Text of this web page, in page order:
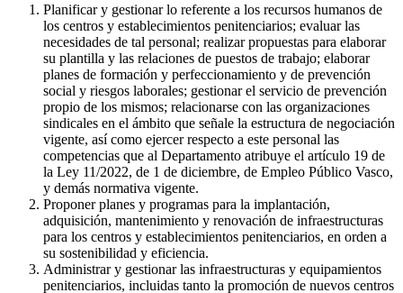
Planificar y gestionar lo referente a los recursos humanos de
los centros y establecimientos penitenciarios; evaluar las
necesidades de tal personal; realizar propuestas para elaborar
su plantilla y las relaciones de puestos de trabajo; elaborar
planes de formación y perfeccionamiento y de prevención
social y riesgos laborales; gestionar el servicio de prevención
propio de los mismos; relacionarse con las organizaciones
sindicales en el ámbito que señale la estructura de negociación
vigente, así como ejercer respecto a este personal las
competencias que al Departamento atribuye el artículo 19 de
la Ley 11/2022, de 1 de diciembre, de Empleo Público Vasco,
y demás normativa vigente.
Proponer planes y programas para la implantación,
adquisición, mantenimiento y renovación de infraestructuras
para los centros y establecimientos penitenciarios, en orden a
su sostenibilidad y eficiencia.
Administrar y gestionar las infraestructuras y equipamientos
penitenciarios, incluidas tanto la promoción de nuevos centros